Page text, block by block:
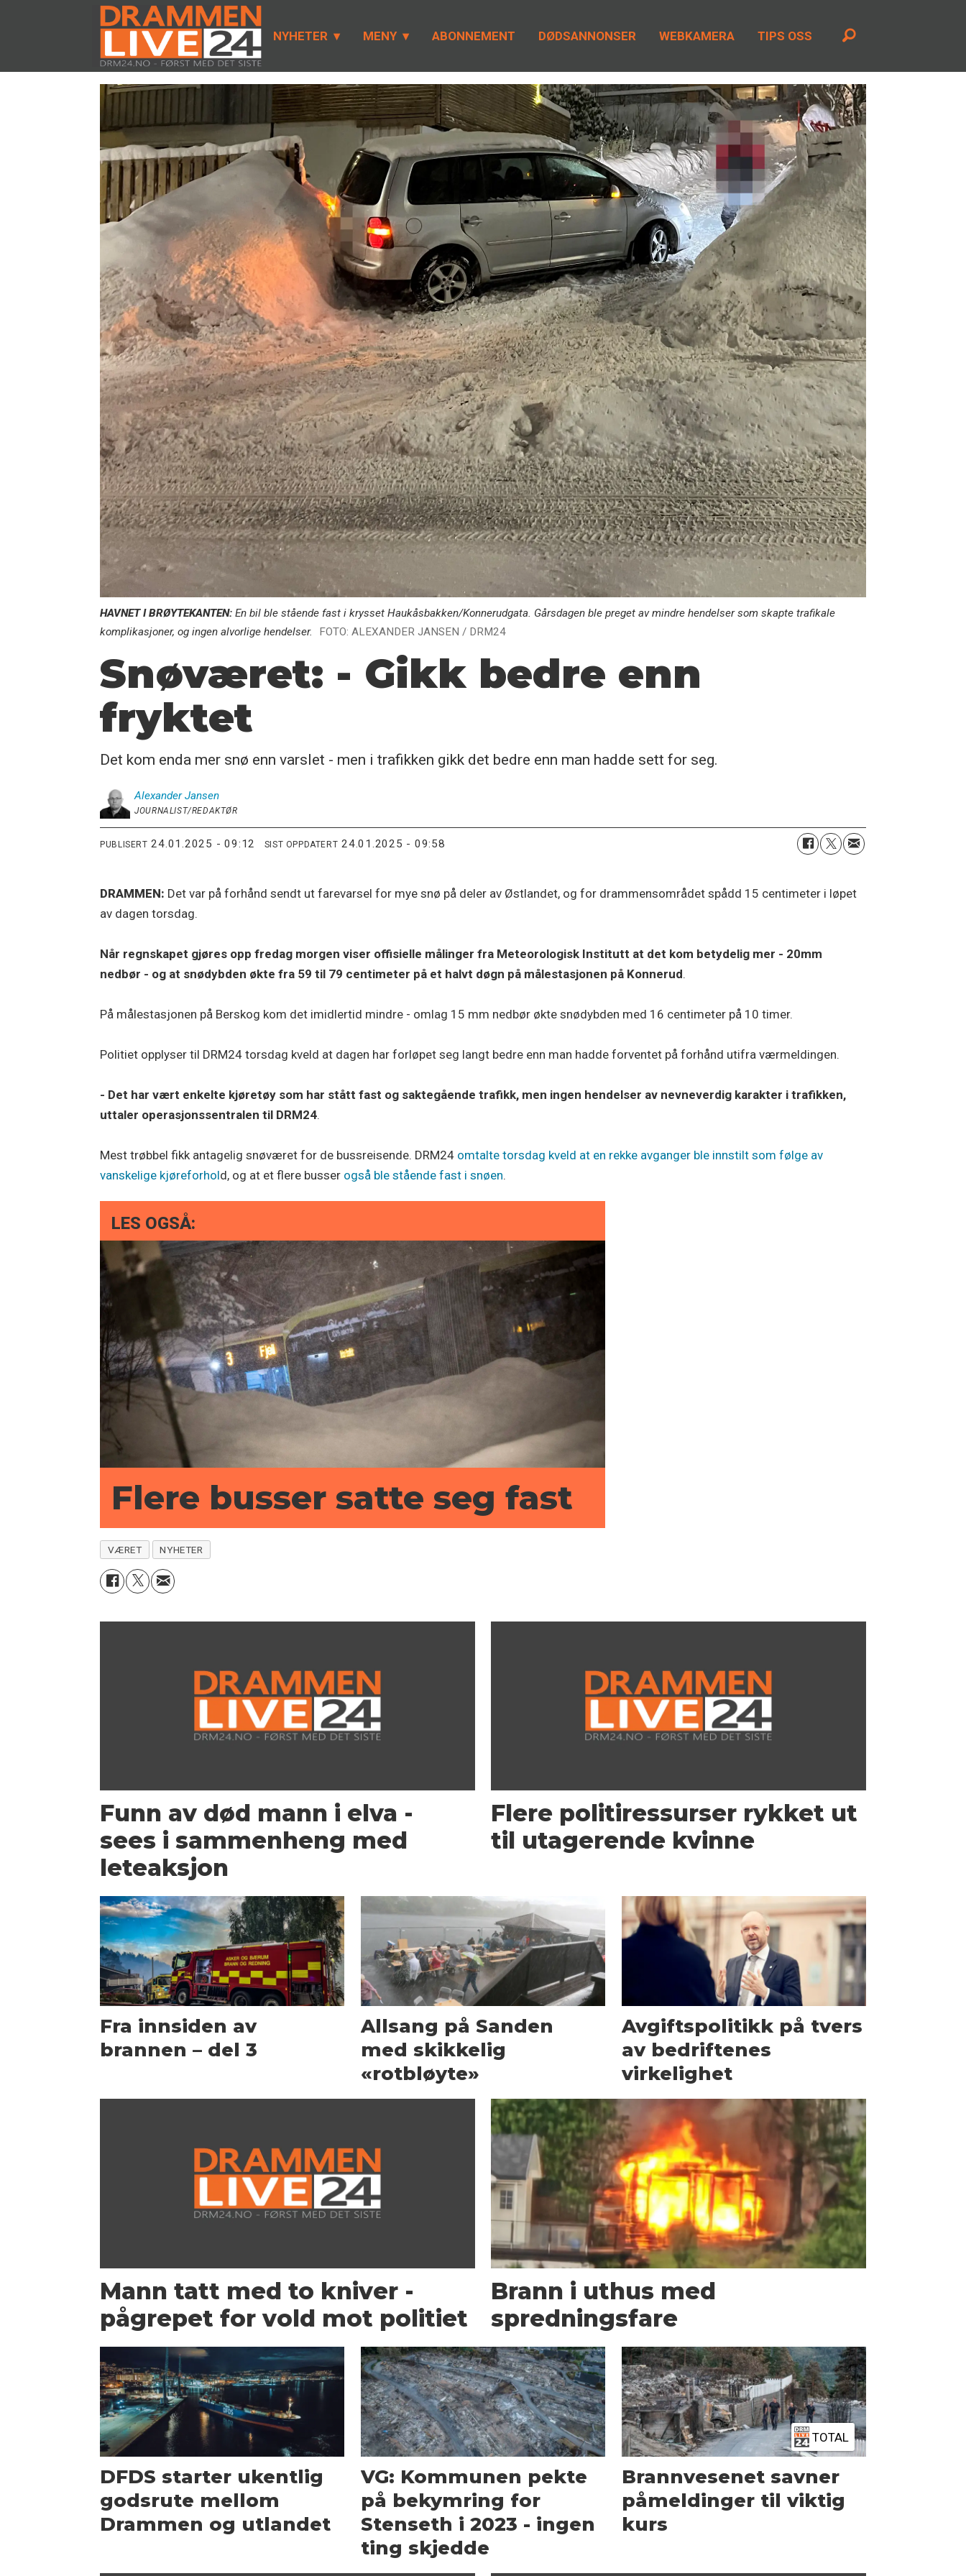
NYHETER MENY ABONNEMENT DØDSANNONSER WEBKAMERA TIPS OSS
HAVNET I BRØYTEKANTEN: En bil ble stående fast i krysset Haukåsbakken/Konnerudgata. Gårsdagen ble preget av mindre hendelser som skapte trafikale
komplikasjoner, og ingen alvorlige hendelser.
FOTO: ALEXANDER JANSEN / DRM24
Snøværet: - Gikk bedre enn
fryktet
Det kom enda mer snø enn varslet - men i trafikken gikk det bedre enn man hadde sett for seg.
Alexander Jansen
JOURNALIST/REDAKTØR
PUBLISERT 24.01.2025 - 09:12 SIST OPPDATERT 24.01.2025 - 09:58
DRAMMEN: Det var på forhånd sendt ut farevarsel for mye snø på deler av Østlandet, og for drammensområdet spådd 15 centimeter i løpet
av dagen torsdag.
Når regnskapet gjøres opp fredag morgen viser offisielle målinger fra Meteorologisk Institutt at det kom betydelig mer - 20mm
nedbør - og at snødybden økte fra 59 til 79 centimeter på et halvt døgn på målestasjonen på Konnerud.
På målestasjonen på Berskog kom det imidlertid mindre - omlag 15 mm nedbør økte snødybden med 16 centimeter på 10 timer.
Politiet opplyser til DRM24 torsdag kveld at dagen har forløpet seg langt bedre enn man hadde forventet på forhånd utifra værmeldingen.
- Det har vært enkelte kjøretøy som har stått fast og saktegående trafikk, men ingen hendelser av nevneverdig karakter i trafikken,
uttaler operasjonssentralen til DRM24.
Mest trøbbel fikk antagelig snøværet for de bussreisende. DRM24 omtalte torsdag kveld at en rekke avganger ble innstilt som følge av
vanskelige kjøreforhold, og at et flere busser også ble stående fast i snøen.
LES OGSÅ:
Flere busser satte seg fast
VÆRET NYHETER
Funn av død mann i elva -
sees i sammenheng med
leteaksjon
Flere politiressurser rykket ut
til utagerende kvinne
Fra innsiden av
brannen – del 3
Allsang på Sanden
med skikkelig
«rotbløyte»
Avgiftspolitikk på tvers
av bedriftenes
virkelighet
Mann tatt med to kniver -
pågrepet for vold mot politiet
Brann i uthus med
spredningsfare
DFDS starter ukentlig
godsrute mellom
Drammen og utlandet
VG: Kommunen pekte
på bekymring for
Stenseth i 2023 - ingen
ting skjedde
TOTAL
Brannvesenet savner
påmeldinger til viktig
kurs